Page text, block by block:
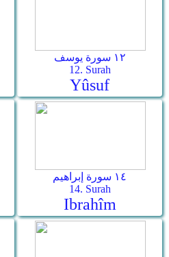
١٢ سورة يوسف
12. Surah
Yûsuf
١٤ سورة إبراهيم
14. Surah
Ibrahîm